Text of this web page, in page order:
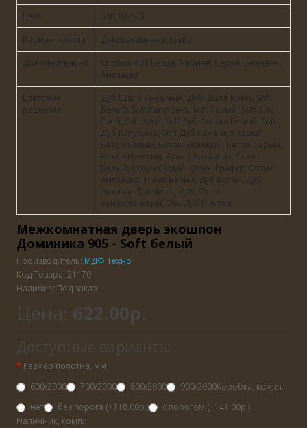
Цвет
Soft белый
Вариант стекла
Декоративная вставка
Дополнительно
Кромка ABS Белая, Черная, Серая, Бежевая,
Антрацит
Цветовые
решения
Дуб Шале Снежный, Дуб Шале Крем, Soft
Белый, Soft Капучино, Soft Серый, Soft Айс
Грей, Soft Хаки, Soft Дуб Аляска Белый, Soft
Дуб Капучино, Soft Дуб Каменно-серый,
Бетон Белый, Бетон Бежевый, Бетон Серый,
Бетон Невский, Бетон Антрацит, Стоун
Белый, Стоун Серый, Стоун Графит, Стоун
Антрацит, Travis Белый, Дуб Вотан, Дуб
Артизан Трюфель, Дуб, Орех
Американский, Ель, Дуб Винтаж
Межкомнатная дверь экошпон
Доминика 905 - Soft белый
Производитель: МДФ Техно
Код Товара: 21170
Наличие: Под заказ
Цена: 622.00р.
Доступные варианты
Размер полотна, мм
600/2000
700/2000 800/2000 900/2000Коробка, компл.
нет
без порога (+118.00р.)
с порогом (+141.00р.)
Наличник, компл.